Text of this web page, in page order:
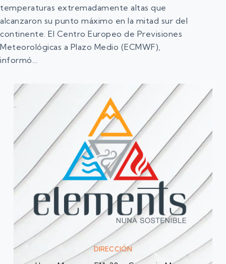
temperaturas extremadamente altas que
alcanzaron su punto máximo en la mitad sur del
continente. El Centro Europeo de Previsiones
Meteorológicas a Plazo Medio (ECMWF),
informó…
DIRECCIÓN